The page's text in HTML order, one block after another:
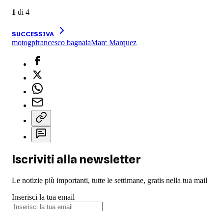
1 di 4
SUCCESSIVA
motogpfrancesco bagnaiaMarc Marquez
Iscriviti alla newsletter
Le notizie più importanti, tutte le settimane, gratis nella tua mail
Inserisci la tua email